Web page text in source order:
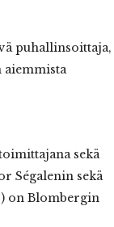
puhallinsoittaja,
aiemmista
sekä
Ségalenin sekä
on Blombergin